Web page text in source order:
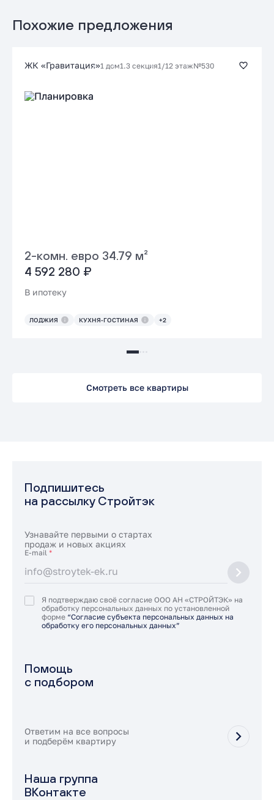
Похожие предложения
ЖК «Гравитация»1 дом1.3 секция1/12 этаж№530
2-комн. евро 34.79 м²
4 592 280 ₽
В ипотеку
ЛОДЖИЯ КУХНЯ-ГОСТИНАЯ +2
Смотреть все квартиры
Подпишитесь
на рассылку Стройтэк
Узнавайте первыми о стартах
продаж и новых акциях
E-mail *
Я подтверждаю своё согласие ООО АН «СТРОЙТЭК» на
обработку персональных данных по установленной
форме “Согласие субъекта персональных данных на
обработку его персональных данных”
Помощь
с подбором
Ответим на все вопросы
и подберём квартиру
Наша группа
ВКонтакте